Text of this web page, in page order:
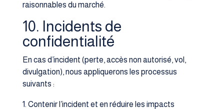
raisonnables du marché.
10. Incidents de
confidentialité
En cas d’incident (perte, accès non autorisé, vol,
divulgation), nous appliquerons les processus
suivants :
Contenir l’incident et en réduire les impacts